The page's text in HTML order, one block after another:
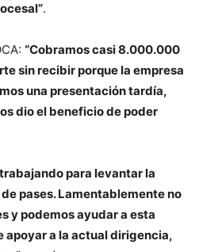
.
“Cobramos casi 8.000.000
sin recibir porque la empresa
una presentación tardía,
dio el beneficio de poder
para levantar la
pases. Lamentablemente no
y podemos ayudar a esta
apoyar a la actual dirigencia,